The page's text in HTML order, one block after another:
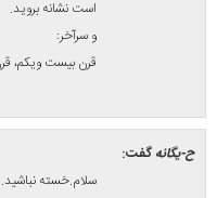
آقای شهبازی
-ازنظر شما
الله جنتی بخواهید